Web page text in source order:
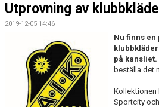
DOKUMENT
GULDLOPPET
MINIORLANDSLAGET
Utprovning av
2019-12-05 14:46
Nu finns
på kansliet.
beställa det
Kollektionen
Sportcity